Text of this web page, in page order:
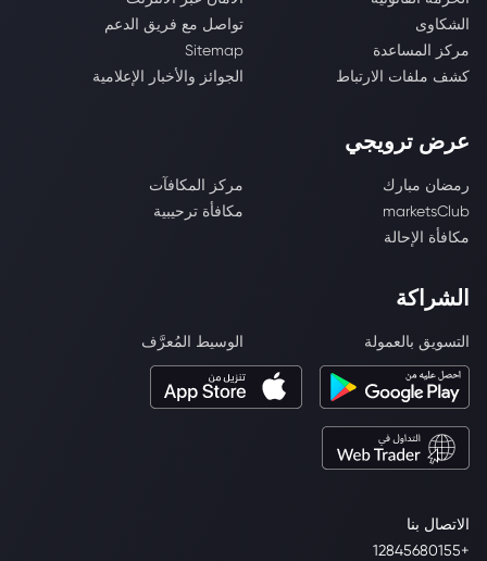
الاتصال بنا
+12845680155
الشكاوى
تواصل مع فريق الدعم
مركز المساعدة
Sitemap
كشف ملفات الارتباط
الجوائز والأخبار الإعلامية
عرض ترويجي
رمضان مبارك
مركز المكافآت
marketsClub
مكافأة ترحيبية
مكافأة الإحالة
الشراكة
التسويق بالعمولة الوسيط المُعرَّف